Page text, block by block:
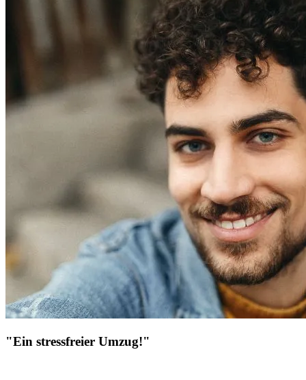
"Ein stressfreier Umzug!"